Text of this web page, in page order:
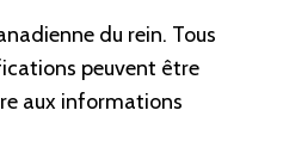
du rein. Tous
peuvent être
aux informations